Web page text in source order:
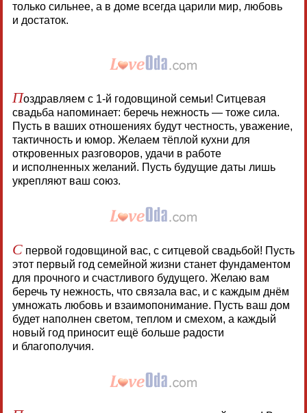
только сильнее, а в доме всегда царили мир, любовь
и достаток.
Поздравляем с 1-й годовщиной семьи! Ситцевая
свадьба напоминает: беречь нежность — тоже сила.
Пусть в ваших отношениях будут честность, уважение,
тактичность и юмор. Желаем тёплой кухни для
откровенных разговоров, удачи в работе
и исполненных желаний. Пусть будущие даты лишь
укрепляют ваш союз.
Спервой годовщиной вас, с ситцевой свадьбой! Пусть
этот первый год семейной жизни станет фундаментом
для прочного и счастливого будущего. Желаю вам
беречь ту нежность, что связала вас, и с каждым днём
умножать любовь и взаимопонимание. Пусть ваш дом
будет наполнен светом, теплом и смехом, а каждый
новый год приносит ещё больше радости
и благополучия.